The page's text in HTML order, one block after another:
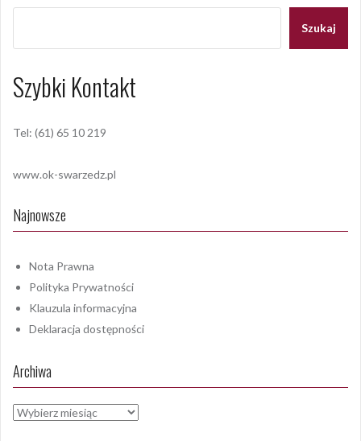
Szukaj
Szybki Kontakt
Tel: (61) 65 10 219
www.ok-swarzedz.pl
Najnowsze
Nota Prawna
Polityka Prywatności
Klauzula informacyjna
Deklaracja dostępności
Archiwa
Archiwa